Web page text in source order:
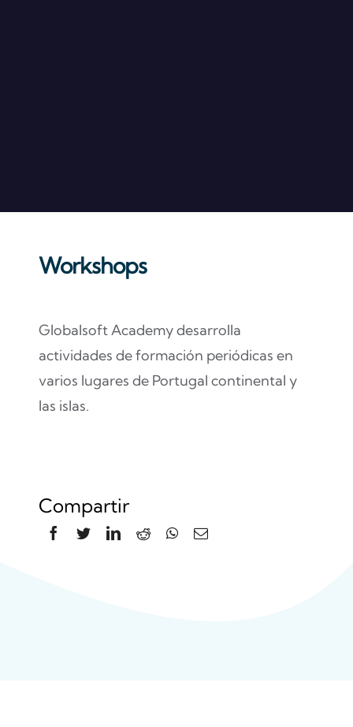
Workshops
Globalsoft Academy desarrolla
actividades de formación periódicas en
varios lugares de Portugal continental y
las islas.
Compartir